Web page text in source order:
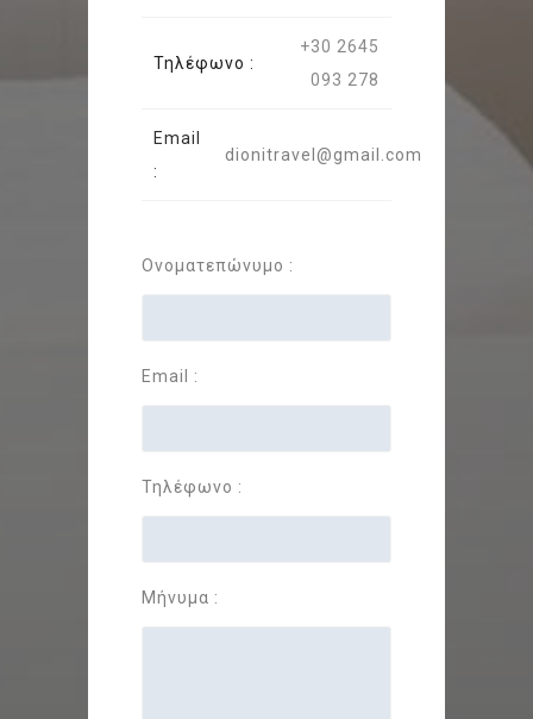
Τηλέφωνο :
+30 2645
093 278
Email
:
dionitravel@gmail.com
Ονοματεπώνυμο :
Email :
Τηλέφωνο :
Μήνυμα :